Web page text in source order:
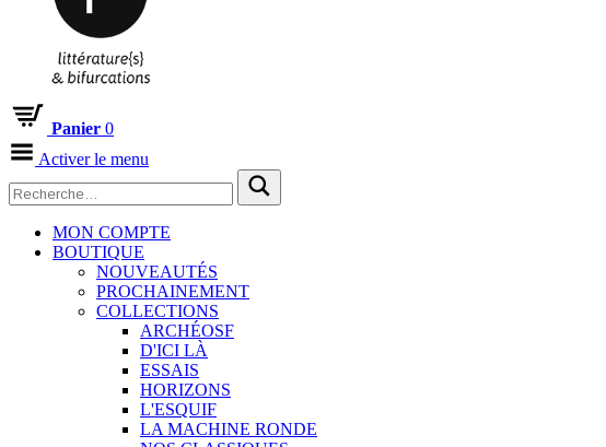
Panier 0
Activer le menu
MON COMPTE
BOUTIQUE
NOUVEAUTÉS
PROCHAINEMENT
COLLECTIONS
ARCHÉOSF
D'ICI LÀ
ESSAIS
HORIZONS
L'ESQUIF
LA MACHINE RONDE